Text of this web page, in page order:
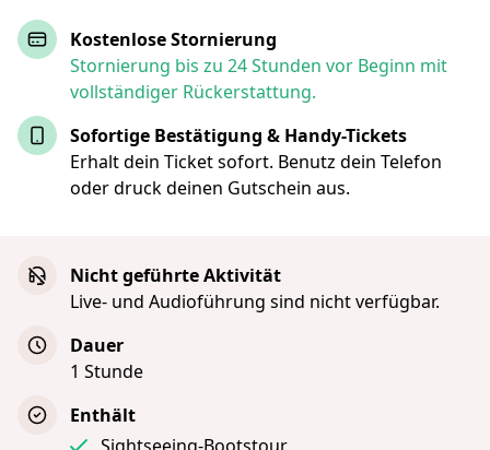
Kostenlose Stornierung
Stornierung bis zu 24 Stunden vor Beginn mit
vollständiger Rückerstattung.
Sofortige Bestätigung & Handy-Tickets
Erhalt dein Ticket sofort. Benutz dein Telefon
oder druck deinen Gutschein aus.
Nicht geführte Aktivität
Live- und Audioführung sind nicht verfügbar.
Dauer
1 Stunde
Enthält